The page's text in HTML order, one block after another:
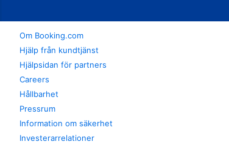
Om Booking.com
Hjälp från kundtjänst
Hjälpsidan för partners
Careers
Hållbarhet
Pressrum
Information om säkerhet
Investerarrelationer